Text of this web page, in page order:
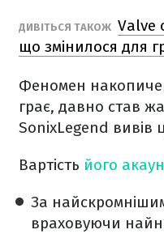
ДИВІТЬСЯ ТАКОЖ Valve
що змінилося для
Феномен
грає, давно став
SonixLegend вивів
Вартість його
За
враховуючи